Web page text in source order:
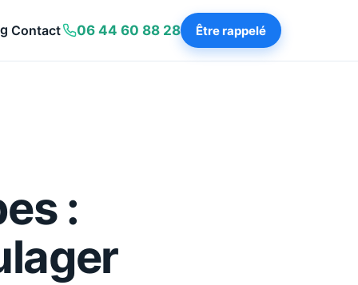
Contact 06 44 60 88 28 Être rappelé
: